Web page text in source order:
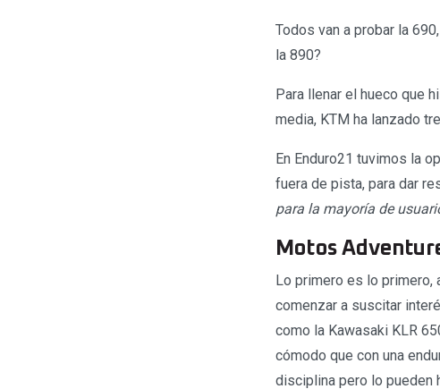
Todos van a probar la
la 890?
Para llenar el hueco que
media, KTM ha lanzado
En Enduro21 tuvimos la
fuera de pista, para dar
para la mayoría de
Motos
Lo primero es lo primero,
comenzar a suscitar
como la Kawasaki KLR
cómodo que con una
disciplina pero lo pueden